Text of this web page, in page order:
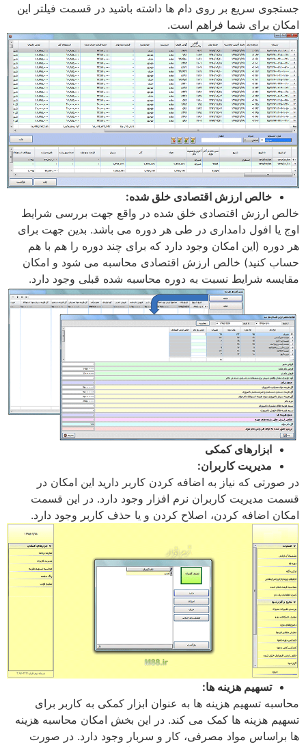
جستجوی سریع بر روی دام ها داشته باشید در قسمت فیلتر این
امکان برای شما فراهم است.
خالص ارزش اقتصادی خلق شده:
خالص ارزش اقتصادی خلق شده در واقع جهت بررسی شرایط
اوج یا افول دامداری در طی هر دوره می باشد. بدین جهت برای
هر دوره (این امکان وجود دارد که برای چند دوره را هم با هم
حساب کنید)‌ خالص ارزش اقتصادی محاسبه می شود و امکان
مقایسه شرایط نسبت به دوره محاسبه شده قبلی وجود دارد.
ابزارهای کمکی
مدیریت کاربران:
در صورتی که نیاز به اضافه کردن کاربر دارید این امکان در
قسمت مدیریت کاربران نرم افزار وجود دارد. در این قسمت
امکان اضافه کردن، اصلاح کردن و یا حذف کاربر وجود دارد.
تسهیم هزینه ها:
محاسبه تسهیم هزینه ها به عنوان ابزار کمکی به کاربر برای
تسهیم هزینه ها کمک می کند. در این بخش امکان محاسبه هزینه
ها براساس مواد مصرفی، کار و سربار وجود دارد. در صورت